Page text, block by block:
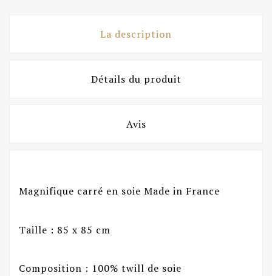
La description
Détails du produit
Avis
Magnifique carré en soie Made in France
Taille : 85 x 85 cm
Composition : 100% twill de soie